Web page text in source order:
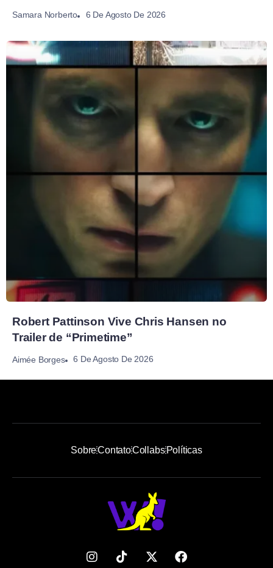
Samara Norberto 6 De Agosto De 2026
Robert Pattinson Vive Chris Hansen no
Trailer de “Primetime”
Aimée Borges 6 De Agosto De 2026
SobreContatoCollabsPolíticas